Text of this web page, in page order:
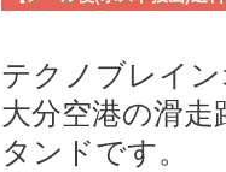
テクノブレイ
大分空港の滑
タンドです。